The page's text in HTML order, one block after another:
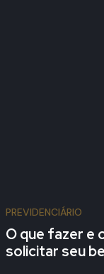
PREVIDENCIÁRIO
O que fazer e
solicitar seu